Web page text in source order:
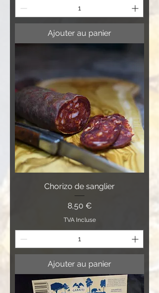
Ajouter au panier
Chorizo de sanglier
Prix
8,50 €
TVA Incluse
Ajouter au panier